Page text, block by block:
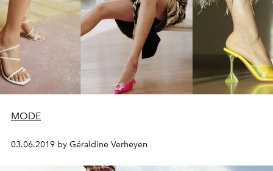
MODE
03.06.2019 by Géraldine Verheyen